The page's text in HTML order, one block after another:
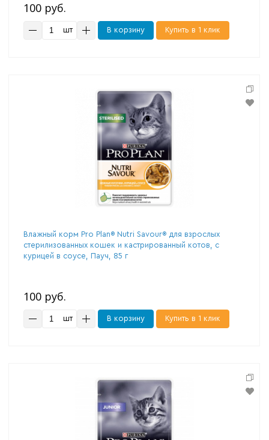
100 руб.
шт В корзину Купить в 1 клик
Влажный корм Pro Plan® Nutri Savour® для взрослых
стерилизованных кошек и кастрированный котов, с
курицей в соусе, Пауч, 85 г
100 руб.
шт В корзину Купить в 1 клик